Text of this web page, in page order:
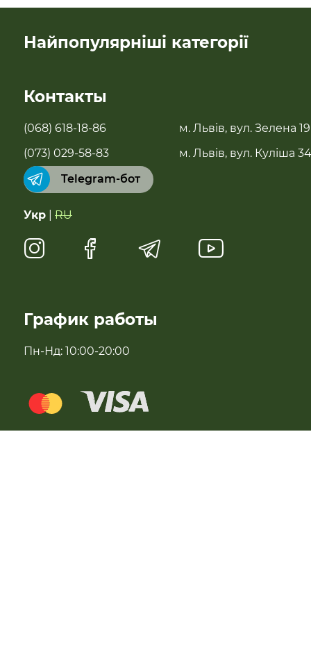
График работы
Пн-Нд: 10:00-20:00
Найпопулярніші категорії
Бестселери
Суперфуды
Чай, растительное молоко, полисол
Натуральные сладости
Для імунітету
Контакты
(068) 618-18-86
(073) 029-58-83
Telegram-бот
м. Львів, вул. Зелена 19
м. Львів, вул. Куліша 34
Укр RU